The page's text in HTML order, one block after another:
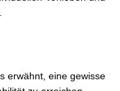
erwähnt, eine gewisse